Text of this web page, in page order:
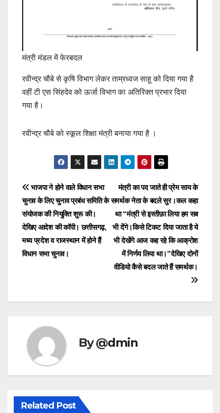
मंत्री मंडल में फेरबदल
रवीन्द्र चौबे से कृषि विभाग लेकर ताम्रध्वज साहू को दिया गया है
वहीं टी एस सिंहदेव को ऊर्जा विभाग का अतिरिक्त प्रभार दिया
गया है।
रवीन्द्र चौबे को स्कूल शिक्षा मंत्री बनाया गया है ।
Post
navigation
मंत्री का पद जाते ही प्रेम साय के
समर्थक नेता के बदले सुर।कल कहा
था “मंत्री से इस्तीफ़ा लिया हम सब
भी देंगे।किसे टिकट दिया जाता है ये
भी देखेंगे आज कह रहे कि आक्रोश
में निर्णय लिया था।”देखिए दोनों
वीडियो कैसे बदल जाते हैं समर्थक।
भाजपा ने होने वाले विधान सभा
चुनाव के लिए चुनाव प्रबंध समिति के
संयोजक की नियुक्ति शुरू की।
देखिए आदेश की कॉपी। छत्तीसगढ़,
मध्य प्रदेश व राजस्थान में होने हैं
विधान सभा चुनाव।
By@dmin
Related Post